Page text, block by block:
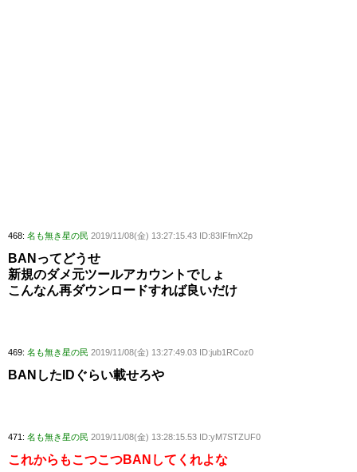
468: 名も無き星の民 2019/11/08(金) 13:27:15.43 ID:83IFfmX2p
BANってどうせ
新規のダメ元ツールアカウントでしょ
こんなん再ダウンロードすれば良いだけ
469: 名も無き星の民 2019/11/08(金) 13:27:49.03 ID:jub1RCoz0
BANしたIDぐらい載せろや
471: 名も無き星の民 2019/11/08(金) 13:28:15.53 ID:yM7STZUF0
これからもこつこつBANしてくれよな